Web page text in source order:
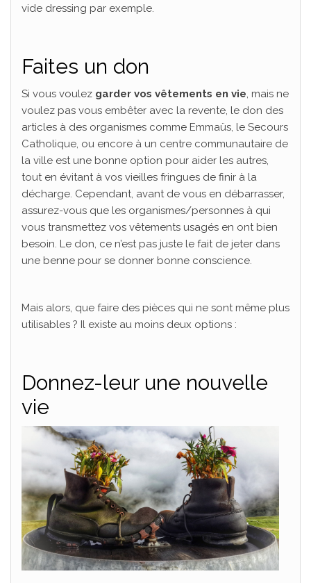
vide dressing par exemple.
Faites un don
Si vous voulez garder vos vêtements en vie, mais ne
voulez pas vous embêter avec la revente, le don des
articles à des organismes comme Emmaüs, le Secours
Catholique, ou encore à un centre communautaire de
la ville est une bonne option pour aider les autres,
tout en évitant à vos vieilles fringues de finir à la
décharge. Cependant, avant de vous en débarrasser,
assurez-vous que les organismes/personnes à qui
vous transmettez vos vêtements usagés en ont bien
besoin. Le don, ce n’est pas juste le fait de jeter dans
une benne pour se donner bonne conscience.
Mais alors, que faire des pièces qui ne sont même plus
utilisables ? Il existe au moins deux options :
Donnez-leur une nouvelle
vie